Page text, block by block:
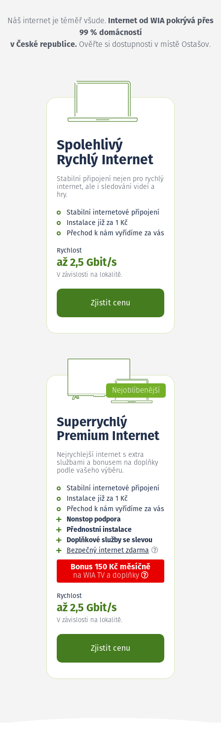
Náš internet je téměř všude. Internet od WIA pokrývá přes
99 % domácností
v České republice. Ověřte si dostupnosti v místě Ostašov.
Spolehlivý
Rychlý Internet
Stabilní připojení nejen pro rychlý
internet, ale i sledování videí a
hry.
Stabilní internetové připojení
Instalace již za 1 Kč
Přechod k nám vyřídíme za vás
Rychlost
až 2,5 Gbit/s
V závislosti na lokalitě.
Zjistit cenu
Nejoblíbenější
Superrychlý
Premium Internet
Nejrychlejší internet s extra
službami a bonusem na doplňky
podle vašeho výběru.
Stabilní internetové připojení
Instalace již za 1 Kč
Přechod k nám vyřídíme za vás
Nonstop podpora
Přednostní instalace
Doplňkové služby se slevou
Bezpečný internet zdarma
Bonus 150 Kč měsíčně
na WIA TV a doplňky
Rychlost
až 2,5 Gbit/s
V závislosti na lokalitě.
Zjistit cenu